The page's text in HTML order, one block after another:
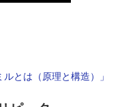
とは（原理と構造）」